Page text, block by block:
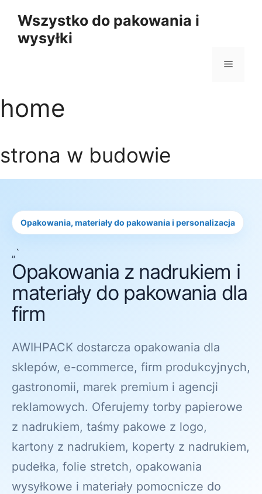
treści
Wszystko do pakowania i
wysyłki
Menu
home
strona w budowie
Opakowania, materiały do pakowania i personalizacja
„`
Opakowania z nadrukiem i
materiały do pakowania dla
firm
AWIHPACK dostarcza opakowania dla
sklepów, e-commerce, firm produkcyjnych,
gastronomii, marek premium i agencji
reklamowych. Oferujemy torby papierowe
z nadrukiem, taśmy pakowe z logo,
kartony z nadrukiem, koperty z nadrukiem,
pudełka, folie stretch, opakowania
wysyłkowe i materiały pomocnicze do